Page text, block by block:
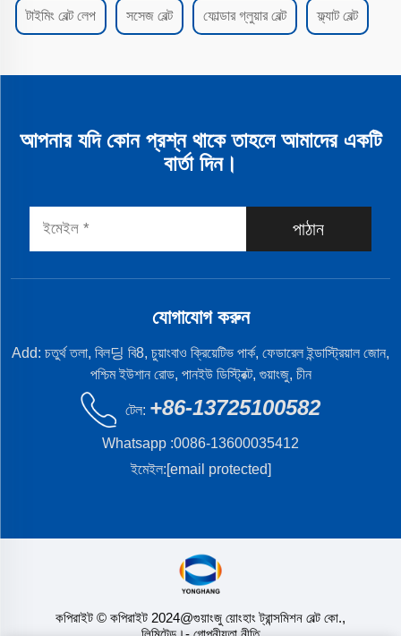
টাইমিং বেল্ট লেপ সসেজ বেল্ট ফোল্ডার গ্লুয়ার বেল্ট ফ্ল্যাট বেল্ট
আপনার যদি কোন প্রশ্ন থাকে তাহলে আমাদের একটি
বার্তা দিন।
পাঠান
যোগাযোগ করুন
Add: চতুর্থ তলা, বিল딩 বি8, চুয়াংবাও ক্রিয়েটিভ পার্ক, ফেডারেল ইন্ডাস্ট্রিয়াল জোন,
পশ্চিম ইউশান রোড, পানইউ ডিস্ট্রিক্ট, গুয়াংজু, চীন
টেল: +86-13725100582
Whatsapp :0086-13600035412
ইমেইল:[email protected]
কপিরাইট © কপিরাইট 2024@গুয়াংজু য়োংহাং ট্রান্সমিশন বেল্ট কো.,